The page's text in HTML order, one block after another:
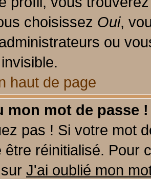
choisissez Oui,
ou
haut de page
mon mot de passe !
pas ! Si votre mot
être réinitialisé. Pour
J'ai oublié mon